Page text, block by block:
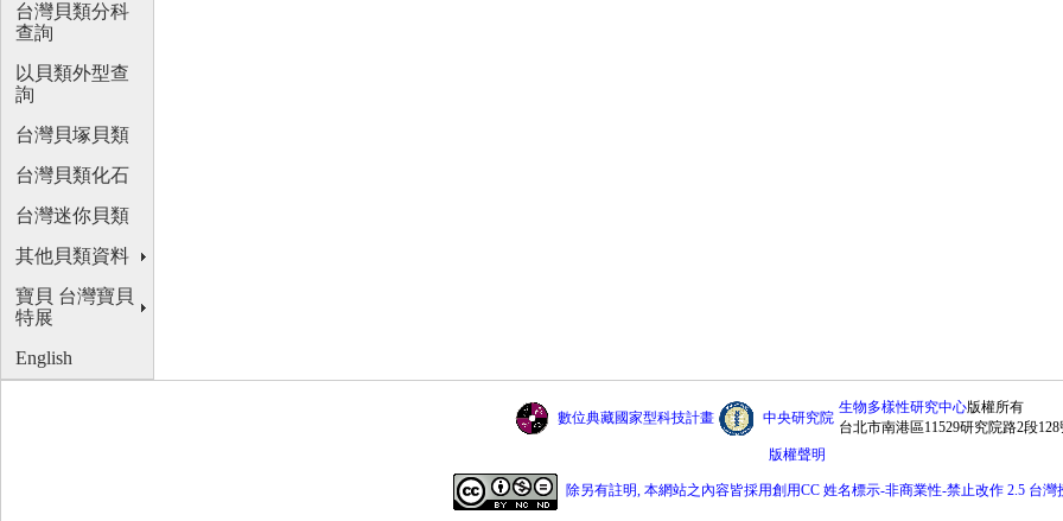
台灣貝類分科
查詢
以貝類外型查
詢
台灣貝塚貝類
台灣貝類化石
台灣迷你貝類
其他貝類資料
寶貝 台灣寶貝
特展
English
數位典藏國家型科技計畫 中央研究院
生物多樣性研究中心版權所有
台北市南港區11529研究院路2段128
版權聲明
除另有註明, 本網站之內容皆採用創用CC 姓名標示-非商業性-禁止改作 2.5 台灣